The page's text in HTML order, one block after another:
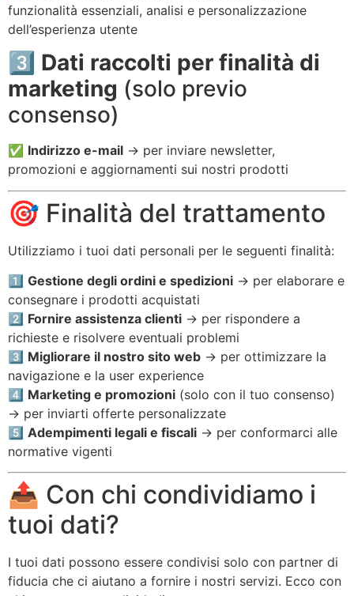
funzionalità essenziali, analisi e personalizzazione
dell’esperienza utente
3️⃣ Dati raccolti per finalità di
marketing (solo previo
consenso)
✅ Indirizzo e-mail → per inviare newsletter,
promozioni e aggiornamenti sui nostri prodotti
🎯 Finalità del trattamento
Utilizziamo i tuoi dati personali per le seguenti finalità:
1️⃣ Gestione degli ordini e spedizioni → per elaborare e
consegnare i prodotti acquistati
2️⃣ Fornire assistenza clienti → per rispondere a
richieste e risolvere eventuali problemi
3️⃣ Migliorare il nostro sito web → per ottimizzare la
navigazione e la user experience
4️⃣ Marketing e promozioni (solo con il tuo consenso)
→ per inviarti offerte personalizzate
5️⃣ Adempimenti legali e fiscali → per conformarci alle
normative vigenti
📤 Con chi condividiamo i
tuoi dati?
I tuoi dati possono essere condivisi solo con partner di
fiducia che ci aiutano a fornire i nostri servizi. Ecco con